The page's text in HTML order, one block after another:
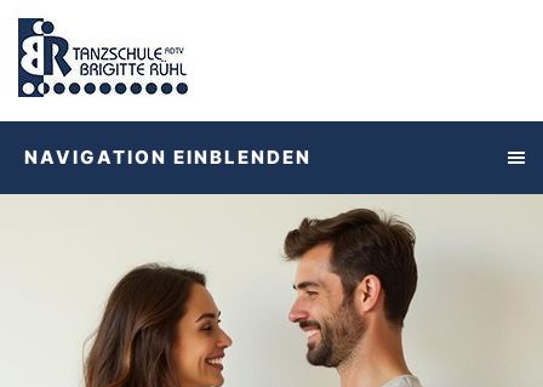
NAVIGATION EINBLENDEN